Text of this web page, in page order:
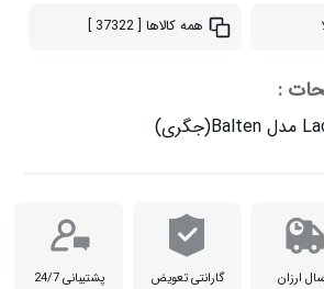
همه کالاها [ 37322 ]
:
ارزان گارانتی تعویض پشتیبانی 24/7